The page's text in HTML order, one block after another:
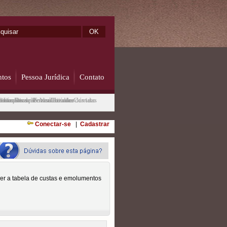
Localização Tire suas dúvidas
Visualizador
e Documentos
Pessoa Jurídica
de Pessoa Jurídica
Contato
Formulário de Contato
Conectar-se Cadastrar
a tabela de custas e emolumentos